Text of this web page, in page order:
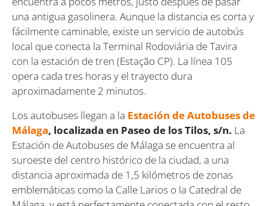
una antigua gasolinera. Aunque la distancia es corta y
fácilmente caminable, existe un servicio de autobús
local que conecta la Terminal Rodoviária de Tavira
con la estación de tren (Estação CP). La línea 105
opera cada tres horas y el trayecto dura
aproximadamente 2 minutos.
Los autobuses llegan a la Estación de Autobuses de
Málaga, localizada en Paseo de los Tilos, s/n. La
Estación de Autobuses de Málaga se encuentra al
suroeste del centro histórico de la ciudad, a una
distancia aproximada de 1,5 kilómetros de zonas
emblemáticas como la Calle Larios o la Catedral de